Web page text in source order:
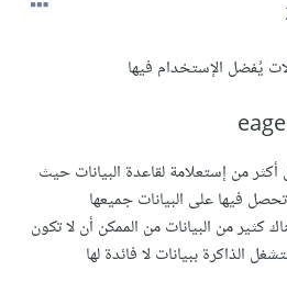
يُفضل الإستخدام فيها
من إستعلامة لقاعدة البيانات حيث
فيها على البيانات جميعها
كثير من البيانات من الممكن أن لا تكون
الذاكرة ببيانات لا فائدة لها